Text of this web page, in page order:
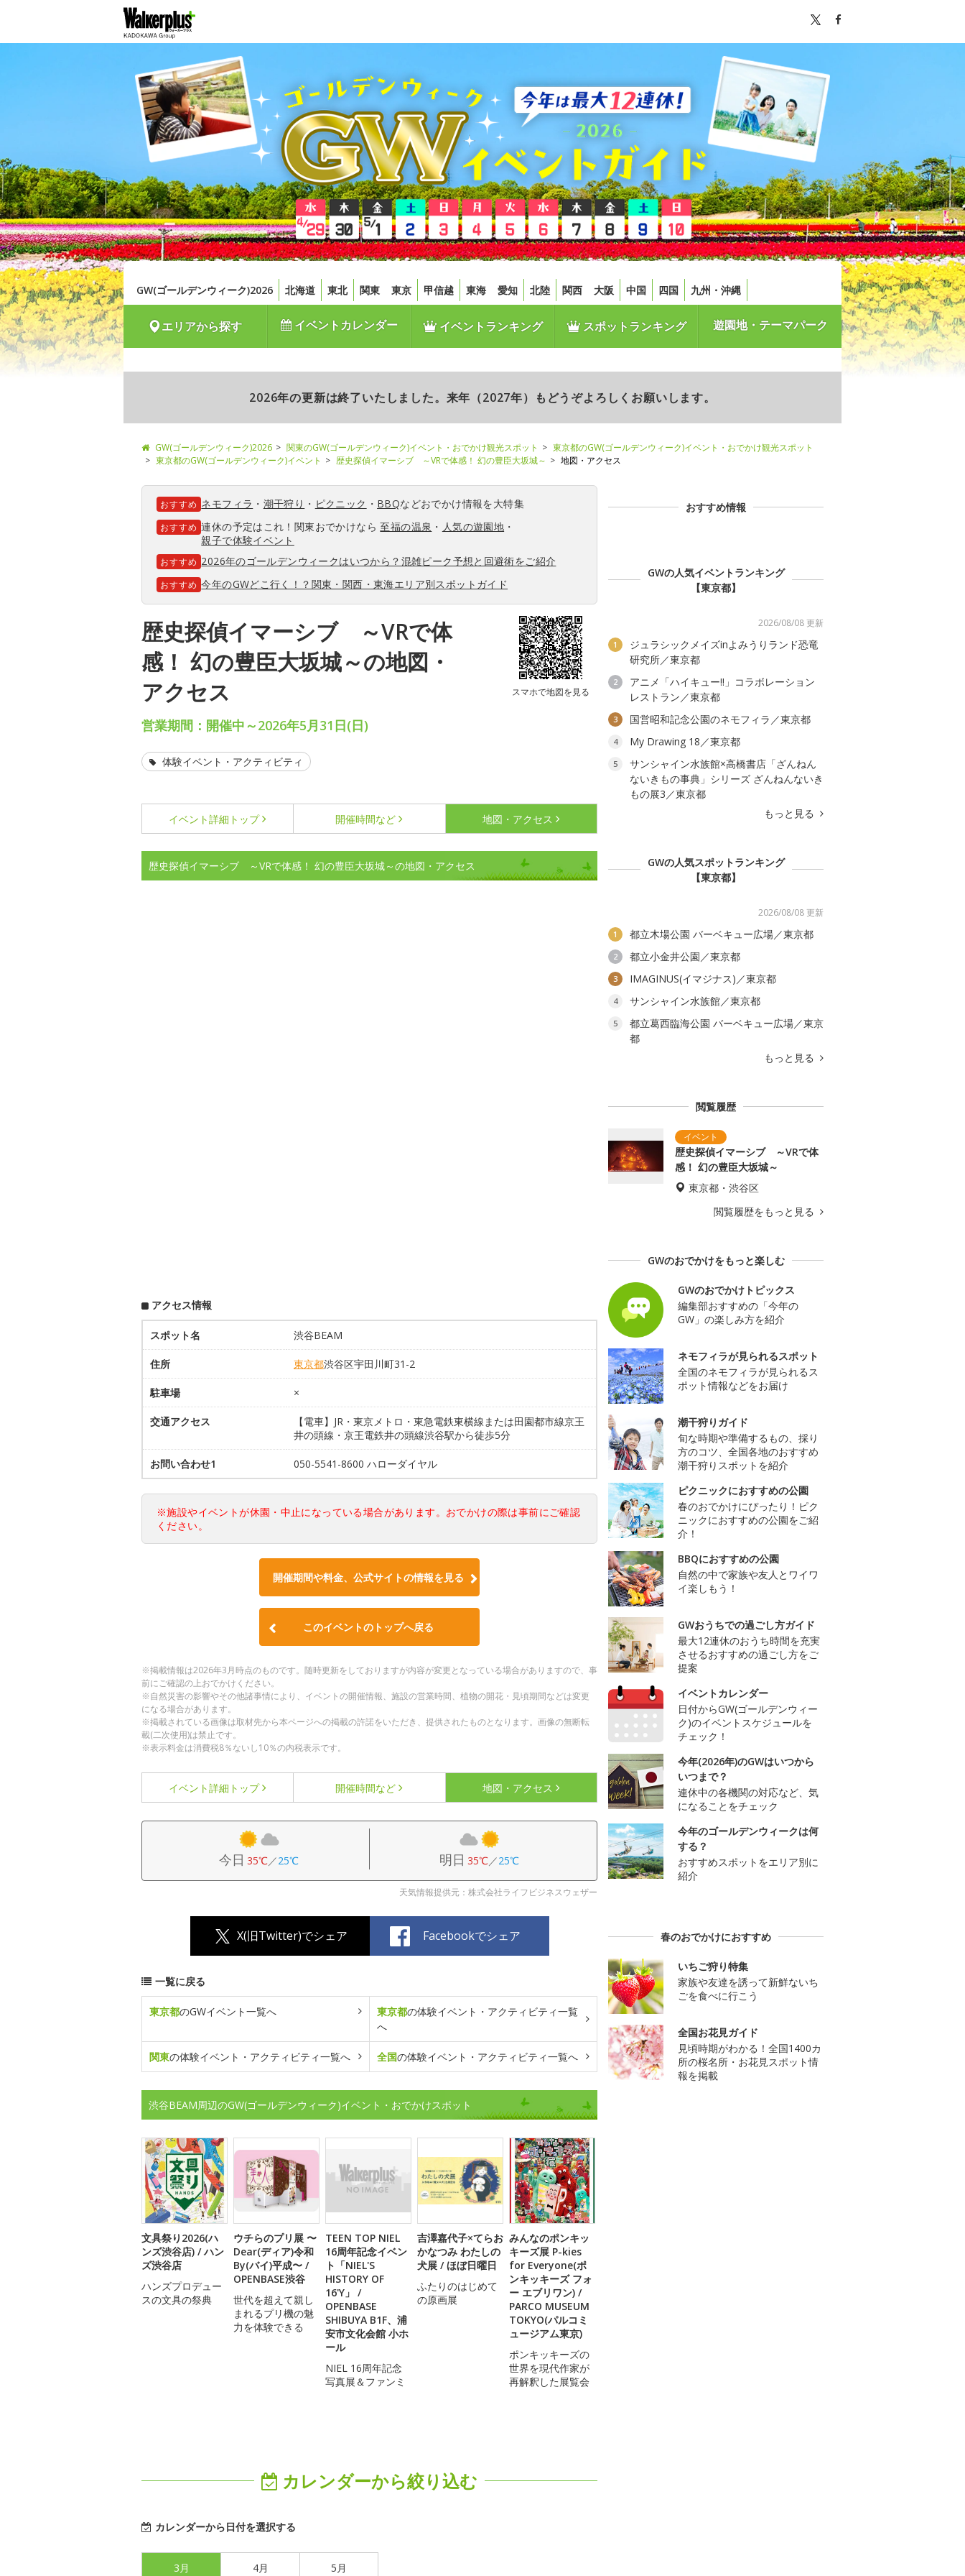
GW(ゴールデンウィーク)2026 北海道 東北 関東 東京 甲信越 東海 愛知 北陸 関西 大阪 中国 四国 九州・沖縄
エリアから探す イベントカレンダー イベントランキング スポットランキング 遊園地・テーマパーク
2026年の更新は終了いたしました。来年（2027年）もどうぞよろしくお願いします。
GW(ゴールデンウィーク)2026 関東のGW(ゴールデンウィーク)イベント・おでかけ観光スポット
東京都のGW(ゴールデンウィーク)イベント・おでかけ観光スポット
東京都のGW(ゴールデンウィーク)イベント
歴史探偵イマーシブ ～VRで体感！ 幻の豊臣大坂城～ 地図・アクセス
おすすめ ネモフィラ ・ 潮干狩り ・ ピクニック ・ BBQなどおでかけ情報を大特集
おすすめ 連休の予定はこれ！関東おでかけなら至福の温泉 ・ 人気の遊園地 ・
親子で体験イベント
おすすめ 2026年のゴールデンウィークはいつから？混雑ピーク予想と回避術をご紹介
おすすめ 今年のGWどこ行く！？関東・関西・東海エリア別スポットガイド
歴史探偵イマーシブ ～VRで体
感！ 幻の豊臣大坂城～の地図・
アクセス
スマホで地図を見る
営業期間：開催中～2026年5月31日(日)
体験イベント・アクティビティ
イベント詳細 トップ 開催時間など 地図・アクセス
歴史探偵イマーシブ ～VRで体感！ 幻の豊臣大坂城～の地図・アクセス
アクセス情報
スポット名 渋谷BEAM
住所 東京都渋谷区宇田川町31-2
駐車場 ×
交通アクセス
【電車】JR・東京メトロ・東急電鉄東横線または田園都市線京王
井の頭線・京王電鉄井の頭線渋谷駅から徒歩5分
お問い合わせ1 050-5541-8600 ハローダイヤル
※施設やイベントが休園・中止になっている場合があります。おでかけの際は事前にご確認
ください。
開催期間や料金、公式サイトの情報を見る
このイベントのトップへ戻る
※掲載情報は2026年3月時点のものです。随時更新をしておりますが内容が変更となっている場合がありますので、事
前にご確認の上おでかけください。
※自然災害の影響やその他諸事情により、イベントの開催情報、施設の営業時間、植物の開花・見頃期間などは変更
になる場合があります。
※掲載されている画像は取材先から本ページへの掲載の許諾をいただき、提供されたものとなります。画像の無断転
載(二次使用)は禁止です。
※表示料金は消費税8％ないし10％の内税表示です。
イベント詳細 トップ 開催時間など 地図・アクセス
今日 35℃／25℃ 明日 35℃／25℃
天気情報提供元：株式会社ライフビジネスウェザー
X(旧Twitter)でシェア Facebookでシェア
一覧に戻る
東京都のGWイベント一覧へ 東京都の体験イベント・アクティビティ一覧
へ
関東の体験イベント・アクティビティ一覧へ 全国の体験イベント・アクティビティ一覧へ
渋谷BEAM周辺のGW(ゴールデンウィーク)イベント・おでかけスポット
文具祭り2026(ハ
ンズ渋谷店) / ハン
ズ渋谷店
ハンズプロデュー
スの文具の祭典
ウチらのプリ展 〜
Dear(ディア)令和
By(バイ)平成〜 /
OPENBASE渋谷
世代を超えて親し
まれるプリ機の魅
力を体験できる
TEEN TOP NIEL
16周年記念イベン
ト「NIEL'S
HISTORY OF
16'Y」 /
OPENBASE
SHIBUYA B1F、浦
安市文化会館 小ホ
ール
NIEL 16周年記念
写真展＆ファンミ
吉澤嘉代子×てらお
かなつみ わたしの
犬展 / ほぼ日曜日
ふたりのはじめて
の原画展
みんなのポンキッ
キーズ展 P-kies
for Everyone(ポ
ンキッキーズ フォ
ー エブリワン) /
PARCO MUSEUM
TOKYO(パルコミ
ュージアム東京)
ポンキッキーズの
世界を現代作家が
再解釈した展覧会
カレンダーから絞り込む
カレンダーから日付を選択する
3月 4月 5月
おすすめ情報
GWの人気イベントランキング
【東京都】
2026/08/08 更新
1
ジュラシックメイズinよみうりランド恐竜
研究所／東京都
2
アニメ「ハイキュー!!」コラボレーション
レストラン／東京都
3 国営昭和記念公園のネモフィラ／東京都
4 My Drawing 18／東京都
5
サンシャイン水族館×高橋書店「ざんねん
ないきもの事典」シリーズ ざんねんないき
もの展3／東京都
もっと見る
GWの人気スポットランキング
【東京都】
2026/08/08 更新
1 都立木場公園 バーベキュー広場／東京都
2 都立小金井公園／東京都
3 IMAGINUS(イマジナス)／東京都
4 サンシャイン水族館／東京都
5
都立葛西臨海公園 バーベキュー広場／東京
都
もっと見る
閲覧履歴
歴史探偵イマーシブ ～VRで体
感！ 幻の豊臣大坂城～
東京都・渋谷区
閲覧履歴をもっと見る
GWのおでかけをもっと楽しむ
GWのおでかけトピックス
編集部おすすめの「今年の
GW」の楽しみ方を紹介
ネモフィラが見られるスポット
全国のネモフィラが見られるス
ポット情報などをお届け
潮干狩りガイド
旬な時期や準備するもの、採り
方のコツ、全国各地のおすすめ
潮干狩りスポットを紹介
ピクニックにおすすめの公園
春のおでかけにぴったり！ピク
ニックにおすすめの公園をご紹
介！
BBQにおすすめの公園
自然の中で家族や友人とワイワ
イ楽しもう！
GWおうちでの過ごし方ガイド
最大12連休のおうち時間を充実
させるおすすめの過ごし方をご
提案
イベントカレンダー
日付からGW(ゴールデンウィー
ク)のイベントスケジュールを
チェック！
今年(2026年)のGWはいつから
いつまで？
連休中の各機関の対応など、気
になることをチェック
今年のゴールデンウィークは何
する？
おすすめスポットをエリア別に
紹介
春のおでかけにおすすめ
いちご狩り特集
家族や友達を誘って新鮮ないち
ごを食べに行こう
全国お花見ガイド
見頃時期がわかる！全国1400カ
所の桜名所・お花見スポット情
報を掲載